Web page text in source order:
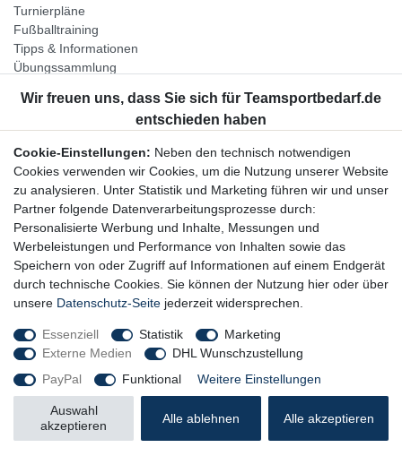
Turnierpläne
Fußballtraining
Tipps & Informationen
Übungssammlung
Unternehmen
Widerrufsrecht
Bestellung widerrufen
Datenschutzerklärung
AGB
Impressum
Newsletter
Newsletter-Anmeldung
© Copyright 2026 Trainingsunterlagen24 GmbH. Alle Rechte vorbehalten.
Cookie-Einstellungen: Neben den technisch notwendigen
Cookies verwenden wir Cookies, um die Nutzung unserer Website
zu analysieren. Unter Statistik und Marketing führen wir und unser
Partner folgende Datenverarbeitungsprozesse durch:
Personalisierte Werbung und Inhalte, Messungen und
Werbeleistungen und Performance von Inhalten sowie das
Speichern von oder Zugriff auf Informationen auf einem Endgerät
durch technische Cookies. Sie können der Nutzung hier oder über
unsere Datenschutz-Seite jederzeit widersprechen.
Essenziell Statistik
Marketing
Externe Medien
DHL Wunschzustellung
PayPal
Funktional Weitere Einstellungen
Alle akzeptieren
Alle ablehnen
Auswahl
akzeptieren